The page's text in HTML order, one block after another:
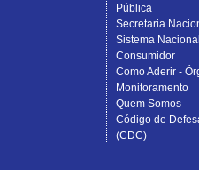
Pública
Secretaria
Sistema
Consumidor
Como Aderir -
Monitoramento
Quem Somos
Código de
(CDC)